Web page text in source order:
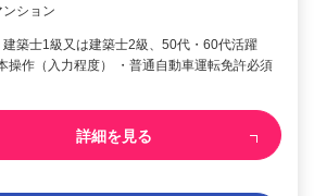
ション
建築士1級又は建築士2級、50代・60代活躍
操作（入力程度） ・普通自動車運転免許必須
詳細を見る